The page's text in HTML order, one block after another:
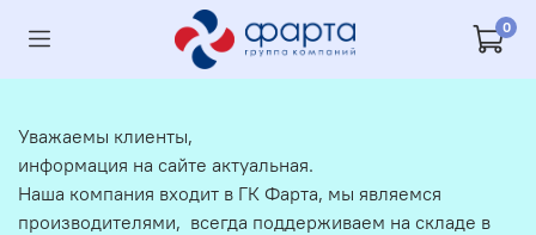
0
Уважаемы клиенты,
информация на сайте актуальная.
Наша компания входит в ГК Фарта, мы являемся
производителями, всегда поддерживаем на складе в